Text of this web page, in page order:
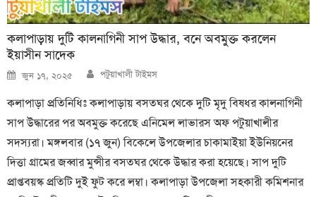
কলাপাড়ায় দুটি কালনাগিনী সাপ উদ্ধার, বনে অবমুক্ত করলেন
ইয়াসীন সাদেক
Posted
on
জুন ১৭, ২০২৫ Author
পটুয়াখালী টাইমস
কলাপাড়া প্রতিনিধিঃ কলাপাড়ায় বসতঘর থেকে দুটি মৃদু বিষধর কালনাগিনী
সাপ উদ্ধারের পর অবমুক্ত করেছে এনিমেল লাভারস অফ পটুয়াখালীর
সদস্যরা। মঙ্গলবার (১৭ জুন) বিকেলে উপজেলার চাকামাইয়া ইউনিয়নের
দিত্তা গ্রামের জব্বার মুন্সীর বসতঘর থেকে উদ্ধার করা হয়েছে। সাপ দুটি
প্রাপ্তবয়স্ক প্রতিটি দুই ফুট করে লম্বা। কলাপাড়া উপজেলা সহকারী কমিশনার